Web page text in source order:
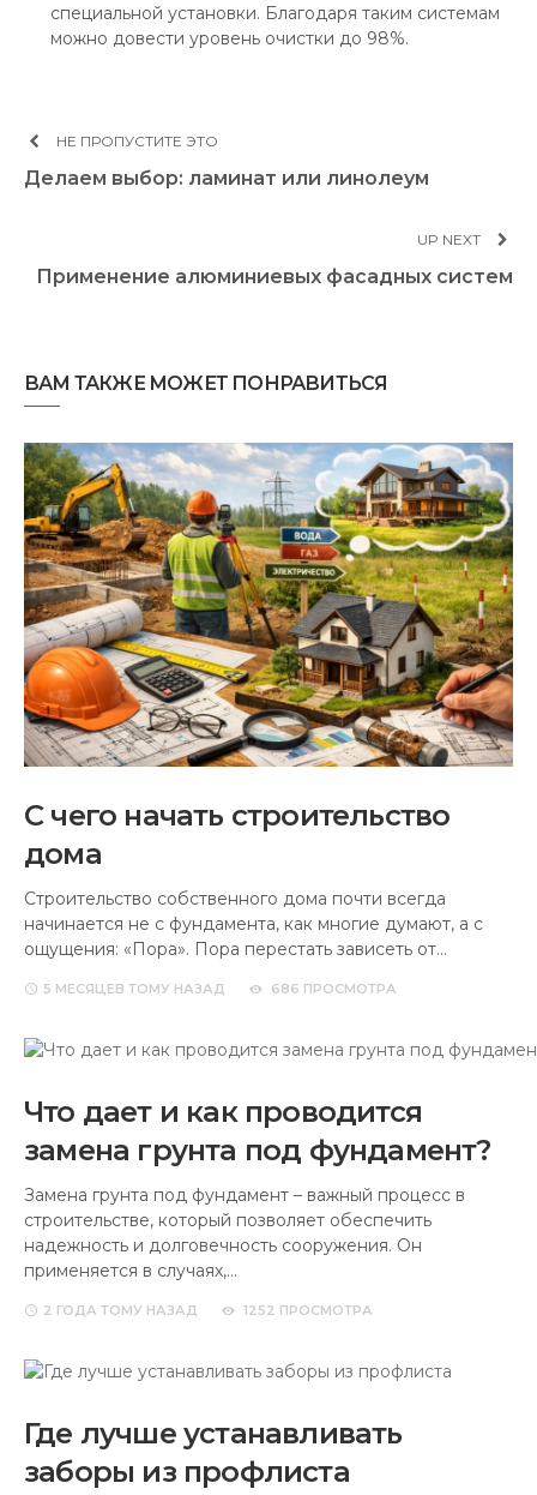
специальной установки. Благодаря таким системам
можно довести уровень очистки до 98%.
НЕ ПРОПУСТИТЕ ЭТО
Делаем выбор: ламинат или линолеум
UP NEXT
Применение алюминиевых фасадных систем
ВАМ ТАКЖЕ МОЖЕТ ПОНРАВИТЬСЯ
С чего начать строительство
дома
Строительство собственного дома почти всегда
начинается не с фундамента, как многие думают, а с
ощущения: «Пора». Пора перестать зависеть от…
5 МЕСЯЦЕВ ТОМУ НАЗАД 686 ПРОСМОТРА
Что дает и как проводится
замена грунта под фундамент?
Замена грунта под фундамент – важный процесс в
строительстве, который позволяет обеспечить
надежность и долговечность сооружения. Он
применяется в случаях,…
2 ГОДА ТОМУ НАЗАД 1252 ПРОСМОТРА
Где лучше устанавливать
заборы из профлиста